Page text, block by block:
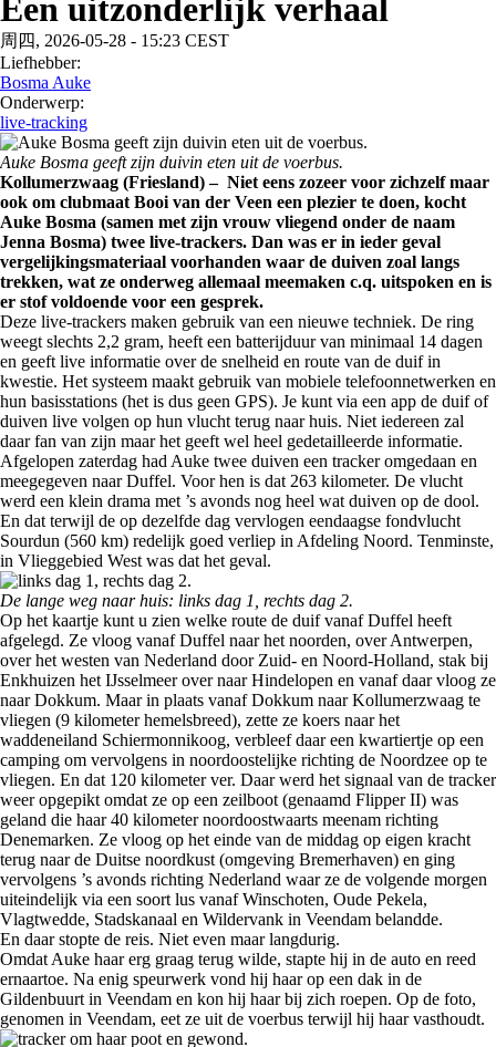
Een uitzonderlijk verhaal
周四, 2026-05-28 - 15:23 CEST
Liefhebber:
Bosma Auke
Onderwerp:
live-tracking
Auke Bosma geeft zijn duivin eten uit de voerbus.
Kollumerzwaag (Friesland) – Niet eens zozeer voor zichzelf maar
ook om clubmaat Booi van der Veen een plezier te doen, kocht
Auke Bosma (samen met zijn vrouw vliegend onder de naam
Jenna Bosma) twee live-trackers. Dan was er in ieder geval
vergelijkingsmateriaal voorhanden waar de duiven zoal langs
trekken, wat ze onderweg allemaal meemaken c.q. uitspoken en is
er stof voldoende voor een gesprek.
Deze live-trackers maken gebruik van een nieuwe techniek. De ring
weegt slechts 2,2 gram, heeft een batterijduur van minimaal 14 dagen
en geeft live informatie over de snelheid en route van de duif in
kwestie. Het systeem maakt gebruik van mobiele telefoonnetwerken en
hun basisstations (het is dus geen GPS). Je kunt via een app de duif of
duiven live volgen op hun vlucht terug naar huis. Niet iedereen zal
daar fan van zijn maar het geeft wel heel gedetailleerde informatie.
Afgelopen zaterdag had Auke twee duiven een tracker omgedaan en
meegegeven naar Duffel. Voor hen is dat 263 kilometer. De vlucht
werd een klein drama met ’s avonds nog heel wat duiven op de dool.
En dat terwijl de op dezelfde dag vervlogen eendaagse fondvlucht
Sourdun (560 km) redelijk goed verliep in Afdeling Noord. Tenminste,
in Vlieggebied West was dat het geval.
De lange weg naar huis: links dag 1, rechts dag 2.
Op het kaartje kunt u zien welke route de duif vanaf Duffel heeft
afgelegd. Ze vloog vanaf Duffel naar het noorden, over Antwerpen,
over het westen van Nederland door Zuid- en Noord-Holland, stak bij
Enkhuizen het IJsselmeer over naar Hindelopen en vanaf daar vloog ze
naar Dokkum. Maar in plaats vanaf Dokkum naar Kollumerzwaag te
vliegen (9 kilometer hemelsbreed), zette ze koers naar het
waddeneiland Schiermonnikoog, verbleef daar een kwartiertje op een
camping om vervolgens in noordoostelijke richting de Noordzee op te
vliegen. En dat 120 kilometer ver. Daar werd het signaal van de tracker
weer opgepikt omdat ze op een zeilboot (genaamd Flipper II) was
geland die haar 40 kilometer noordoostwaarts meenam richting
Denemarken. Ze vloog op het einde van de middag op eigen kracht
terug naar de Duitse noordkust (omgeving Bremerhaven) en ging
vervolgens ’s avonds richting Nederland waar ze de volgende morgen
uiteindelijk via een soort lus vanaf Winschoten, Oude Pekela,
Vlagtwedde, Stadskanaal en Wildervank in Veendam belandde.
En daar stopte de reis. Niet even maar langdurig.
Omdat Auke haar erg graag terug wilde, stapte hij in de auto en reed
ernaartoe. Na enig speurwerk vond hij haar op een dak in de
Gildenbuurt in Veendam en kon hij haar bij zich roepen. Op de foto,
genomen in Veendam, eet ze uit de voerbus terwijl hij haar vasthoudt.